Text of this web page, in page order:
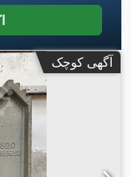
آگهی کوچک